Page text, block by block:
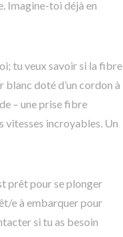
Imagine-toi déjà en
tu veux savoir si la fibre
blanc doté d’un cordon à
– une prise fibre
vitesses incroyables. Un
prêt pour se plonger
e à embarquer pour
si tu as besoin